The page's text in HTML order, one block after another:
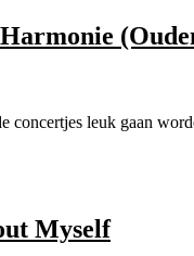
concertjes leuk gaan
Myself